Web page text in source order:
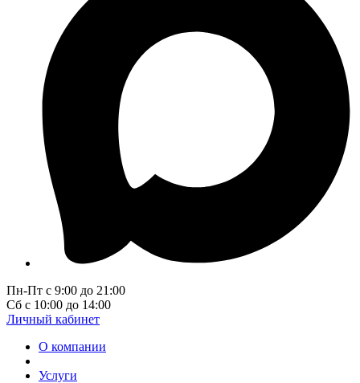
Пн-Пт с 9:00 до 21:00
Сб с 10:00 до 14:00
Личный кабинет
О компании
Услуги